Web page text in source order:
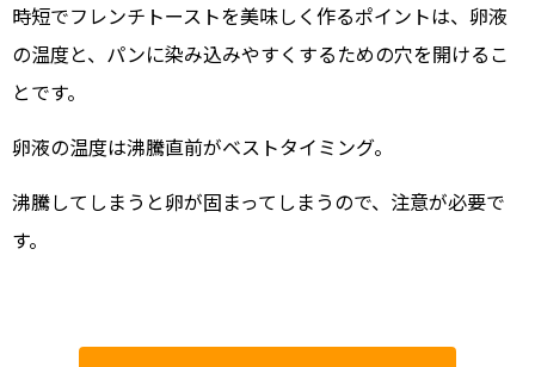
時短でフレンチトーストを美味しく作るポイントは、卵液
の温度と、パンに染み込みやすくするための穴を開けるこ
とです。
卵液の温度は沸騰直前がベストタイミング。
沸騰してしまうと卵が固まってしまうので、注意が必要で
す。